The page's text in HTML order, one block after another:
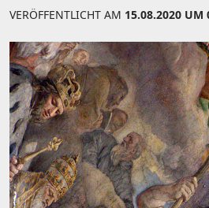
VERÖFFENTLICHT AM 15.08.2020 UM